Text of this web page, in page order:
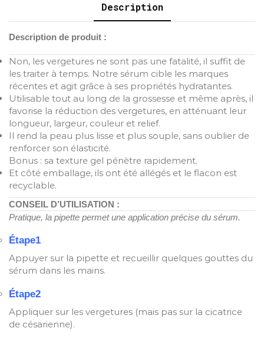
Description
Description de produit :
Non, les vergetures ne sont pas une fatalité, il suffit de
les traiter à temps. Notre sérum cible les marques
récentes et agit grâce à ses propriétés hydratantes.
Utilisable tout au long de la grossesse et même après, il
favorise la réduction des vergetures, en atténuant leur
longueur, largeur, couleur et relief.
Il rend la peau plus lisse et plus souple, sans oublier de
renforcer son élasticité.
Bonus : sa texture gel pénètre rapidement.
Et côté emballage, ils ont été allégés et le flacon est
recyclable.
CONSEIL D’UTILISATION :
Pratique, la pipette permet une application précise du sérum.
Étape1
Appuyer sur la pipette et recueillir quelques gouttes du
sérum dans les mains.
Étape2
Appliquer sur les vergetures (mais pas sur la cicatrice
de césarienne).